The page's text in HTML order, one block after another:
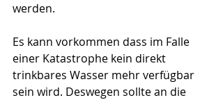
werden.
Es kann vorkommen dass im Falle
einer Katastrophe kein direkt
trinkbares Wasser mehr verfügbar
sein wird. Deswegen sollte an die